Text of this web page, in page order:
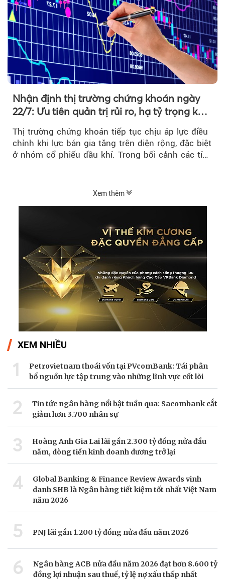
Nhận định thị trường chứng khoán ngày
22/7: Ưu tiên quản trị rủi ro, hạ tỷ trọng khi
Thị trường chứng khoán tiếp tục chịu áp lực điều
chỉnh khi lực bán gia tăng trên diện rộng, đặc biệt
ở nhóm cổ phiếu dầu khí. Trong bối cảnh các tín
Xem thêm
XEM NHIỀU
1
Petrovietnam thoái vốn tại PVcomBank: Tái phân
bổ nguồn lực tập trung vào những lĩnh vực cốt lõi
2
Tin tức ngân hàng nổi bật tuần qua: Sacombank cắt
giảm hơn 3.700 nhân sự
3
Hoàng Anh Gia Lai lãi gần 2.300 tỷ đồng nửa đầu
năm, dòng tiền kinh doanh dương trở lại
4
Global Banking & Finance Review Awards vinh
danh SHB là Ngân hàng tiết kiệm tốt nhất Việt Nam
năm 2026
5 PNJ lãi gần 1.200 tỷ đồng nửa đầu năm 2026
6
Ngân hàng ACB nửa đầu năm 2026 đạt hơn 8.600 tỷ
đồng lợi nhuận sau thuế, tỷ lệ nợ xấu thấp nhất